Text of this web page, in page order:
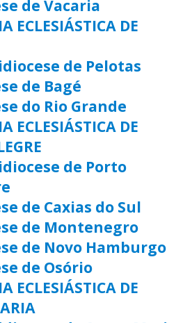
de Vacaria
ECLESIÁSTICA DE
de Pelotas
de Bagé
do Rio Grande
ECLESIÁSTICA DE
de Porto
de Caxias do Sul
de Montenegro
de Novo Hamburgo
de Osório
ECLESIÁSTICA DE